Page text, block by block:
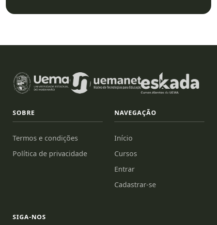
SOBRE
Termos e condições
Política de privacidade
NAVEGAÇÃO
Início
Cursos
Entrar
Cadastrar-se
SIGA-NOS